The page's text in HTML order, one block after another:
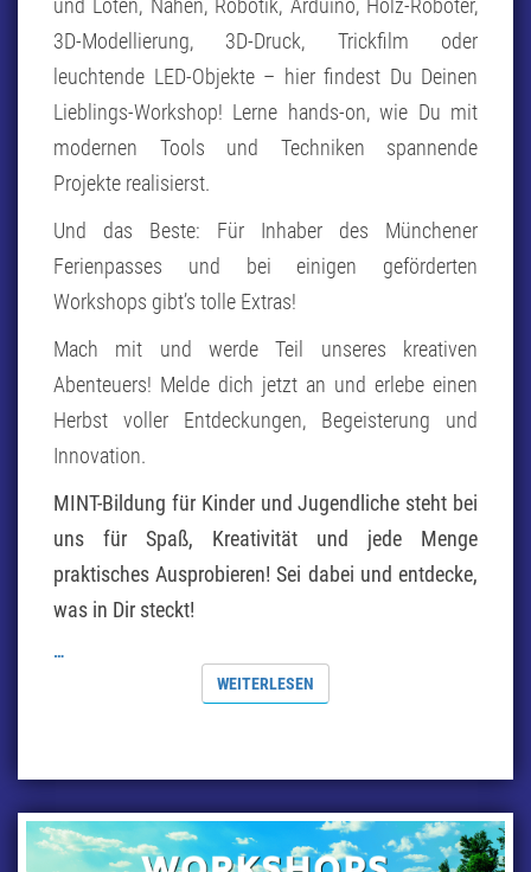
und Löten, Nähen, Robotik, Arduino, Holz-Roboter,
3D-Modellierung, 3D-Druck, Trickfilm oder
leuchtende LED-Objekte – hier findest Du Deinen
Lieblings-Workshop! Lerne hands-on, wie Du mit
modernen Tools und Techniken spannende
Projekte realisierst.
Und das Beste: Für Inhaber des Münchener
Ferienpasses und bei einigen geförderten
Workshops gibt’s tolle Extras!
Mach mit und werde Teil unseres kreativen
Abenteuers! Melde dich jetzt an und erlebe einen
Herbst voller Entdeckungen, Begeisterung und
Innovation.
MINT-Bildung für Kinder und Jugendliche steht bei
uns für Spaß, Kreativität und jede Menge
praktisches Ausprobieren! Sei dabei und entdecke,
was in Dir steckt!
…
WEITERLESEN